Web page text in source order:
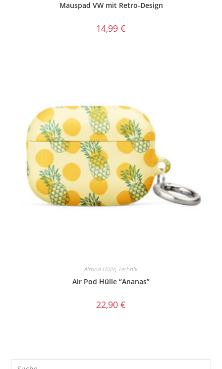
Mauspad VW mit Retro-Design
14,99 €
Airpod Hülle, Technik
Air Pod Hülle “Ananas”
22,90 €